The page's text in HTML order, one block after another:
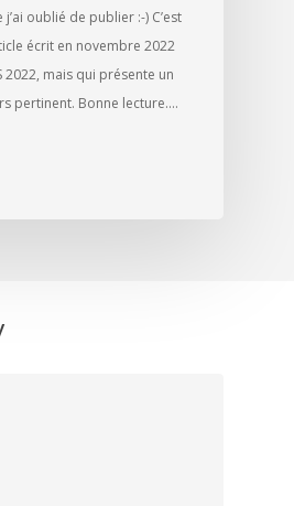
oublié de publier :-) C’est
écrit en novembre 2022
2022, mais qui présente un
pertinent. Bonne lecture.…